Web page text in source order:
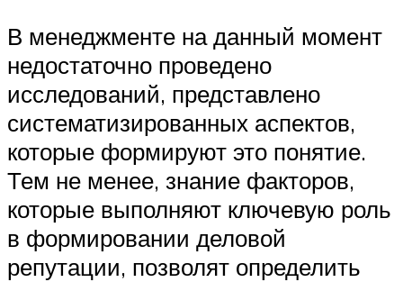
В менеджменте на данный момент
недостаточно проведено
исследований, представлено
систематизированных аспектов,
которые формируют это понятие.
Тем не менее, знание факторов,
которые выполняют ключевую роль
в формировании деловой
репутации, позволят определить